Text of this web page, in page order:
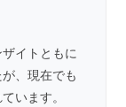
イトともに
、現在でも
います。